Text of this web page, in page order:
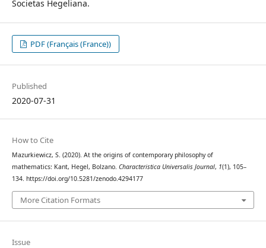
Societas Hegeliana.
PDF (Français (France))
Published
2020-07-31
How to Cite
Mazurkiewicz, S. (2020). At the origins of contemporary philosophy of
mathematics: Kant, Hegel, Bolzano. Characteristica Universalis Journal, 1(1), 105–
134. https://doi.org/10.5281/zenodo.4294177
More Citation Formats
Issue